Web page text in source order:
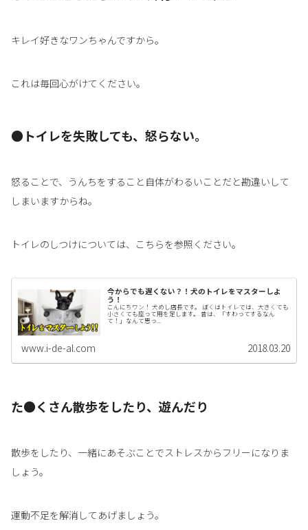
キレイ好きなワンちゃんですから。
これは毎回心がけてください。
●トイレを失敗しても、怒らない。
怒ることで、うんちをすること自体がわるいことだと勘違いして
しまいますからね。
トイレのしつけについては、こちらを参照ください。
今からでも遅くない？！犬のトイレをマスターしよ
う！
こんにちワン！ 犬めし店長です。 ぼくはトイレでは、大きくても
小さくても座って用を足します。 昔は、「すわってするなん
て！」なんて思っ...
www.i-de-al.com 2018.03.20
た●くさん散歩をしたり、遊んだり
散歩をしたり、一緒にあそぶことでストレスからフリーになりま
しょう。
運動不足を解消してあげましょう。